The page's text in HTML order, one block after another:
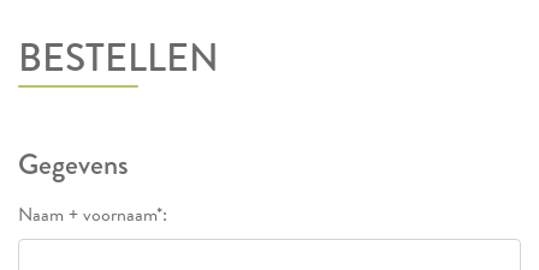
BESTELLEN
Gegevens
Naam + voornaam*: